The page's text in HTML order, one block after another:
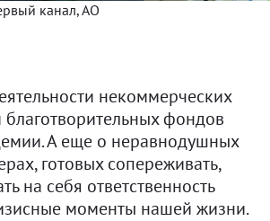
канал, АО
некоммерческих
благотворительных фондов
А еще о неравнодушных
готовых сопереживать,
на себя ответственность
моменты нашей жизни.